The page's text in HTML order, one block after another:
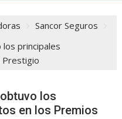
Sancor Seguros
los principales
Prestigio
los
en los Premios